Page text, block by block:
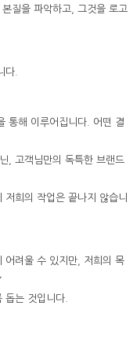
질을 파악하고, 그것을 로고
다.
통해 이루어집니다. 어떤 결
, 고객님만의 독특한 브랜드
희의 작업은 끝나지 않습니
려울 수 있지만, 저희의 목
돕는 것입니다.